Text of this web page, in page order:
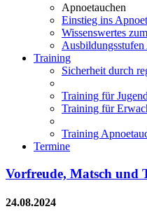
Apnoetauchen
Einstieg ins
Wissenswertes
Ausbildungsstufen
Training
Sicherheit durch
Training für
Training für
Training
Termine
Vorfreude, Matsch und
24.08.2024